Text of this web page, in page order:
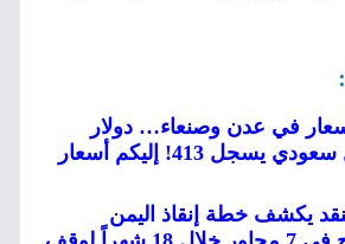
في عدن وصنعاء… دولار
يصل 1582 وريال سعودي يسجل 413! إليكم أسعار
يكشف خطة إنقاذ اليمن